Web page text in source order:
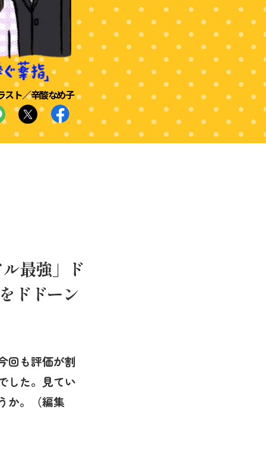
スト／辛酸なめ子
最強」ド
ドドーン
回も評価が割
した。見てい
か。（編集